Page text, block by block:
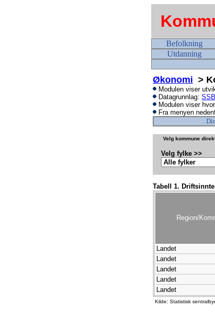
Befolkning
Utdanning
Økonomi >
Modulen viser
Datagrunnlag:
Modulen viser
Fra menyen
Velg kommune
Velg fylke >>
Tabell 1.
Region/
Landet
Landet
Landet
Landet
Landet
Kilde: Statistisk